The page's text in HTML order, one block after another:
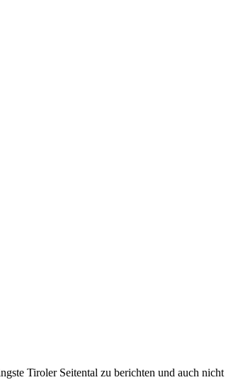
Tiroler Seitental zu berichten und auch nicht